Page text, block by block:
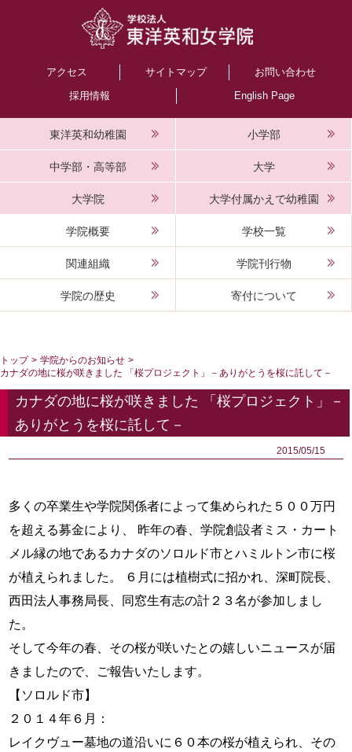
アクセス サイトマップ
お問い合わせ
採用情報
English Page
東洋英和幼稚園 小学部
中学部・高等部 大学
大学院 大学付属かえで幼稚園
学院概要 学校一覧
関連組織 学院刊行物
学院の歴史 寄付について
トップ > 学院からのお知らせ >
カナダの地に桜が咲きました 「桜プロジェクト」－ありがとうを桜に託して－
カナダの地に桜が咲きました 「桜プロジェクト」－
ありがとうを桜に託して－
2015/05/15
多くの卒業生や学院関係者によって集められた５００万円
を超える募金により、 昨年の春、学院創設者ミス・カート
メル縁の地であるカナダのソロルド市とハミルトン市に桜
が植えられました。 ６月には植樹式に招かれ、深町院長、
西田法人事務局長、同窓生有志の計２３名が参加しまし
た。
そして今年の春、その桜が咲いたとの嬉しいニュースが届
きましたので、ご報告いたします。
【ソロルド市】
２０１４年６月：
レイクヴュー墓地の道沿いに６０本の桜が植えられ、その